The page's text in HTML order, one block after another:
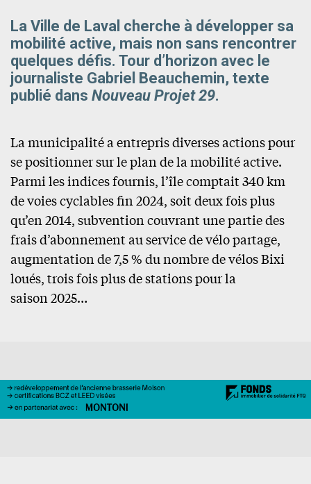
La Ville de Laval cherche à développer sa
mobilité active, mais non sans rencontrer
quelques défis. Tour d’horizon avec le
journaliste Gabriel Beauchemin, texte
publié dans Nouveau Projet 29.
La municipalité a entrepris diverses actions pour
se positionner sur le plan de la mobilité active.
Parmi les indices fournis, l’île comptait 340 km
de voies cyclables fin 2024, soit deux fois plus
qu’en 2014, subvention couvrant une partie des
frais d’abonnement au service de vélo partage,
augmentation de 7,5 % du nombre de vélos Bixi
loués, trois fois plus de stations pour la
saison 2025…